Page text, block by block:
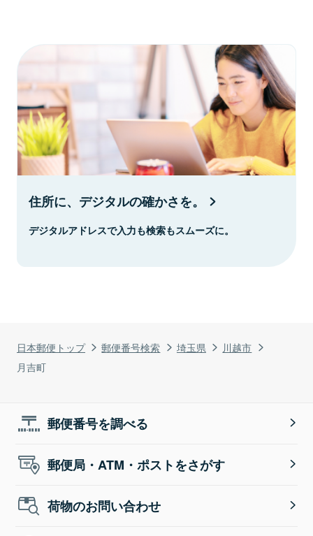
日本郵便トップ 郵便番号検索 埼玉県
川越市
月吉町
住所に、デジタルの確かさを。
デジタルアドレスで入力も検索もスムーズに。
郵便番号を調べる
郵便局・ATM・ポストをさがす
荷物のお問い合わせ